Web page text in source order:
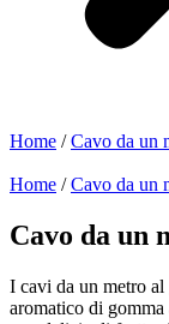
Home /Cavo da un
Home /Cavo da un
Cavo da un
I cavi da un metro
aromatico di